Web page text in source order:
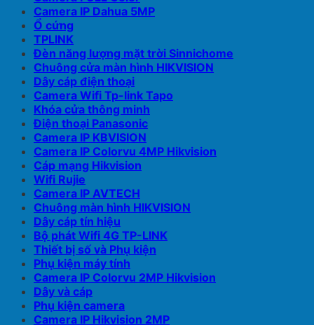
Camera IP Dahua 5MP
Ổ cứng
TPLINK
Đèn năng lượng mặt trời Sinnichome
Chuông cửa màn hình HIKVISION
Dây cáp điện thoại
Camera Wifi Tp-link Tapo
Khóa cửa thông minh
Điện thoại Panasonic
Camera IP KBVISION
Camera IP Colorvu 4MP Hikvision
Cáp mạng Hikvision
Wifi Rujie
Camera IP AVTECH
Chuông màn hình HIKVISION
Dây cáp tín hiệu
Bộ phát Wifi 4G TP-LINK
Thiết bị số và Phụ kiện
Phụ kiện máy tính
Camera IP Colorvu 2MP Hikvision
Dây và cáp
Phụ kiện camera
Camera IP Hikvision 2MP